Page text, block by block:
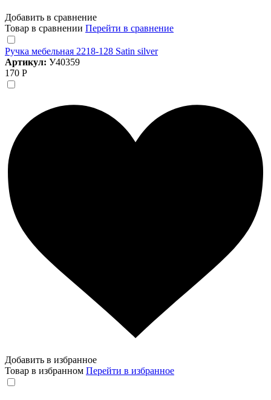
Добавить в сравнение
Товар в сравнении Перейти в сравнение
Ручка мебельная 2218-128 Satin silver
Артикул: У40359
170 Р
Добавить в избранное
Товар в избранном Перейти в избранное